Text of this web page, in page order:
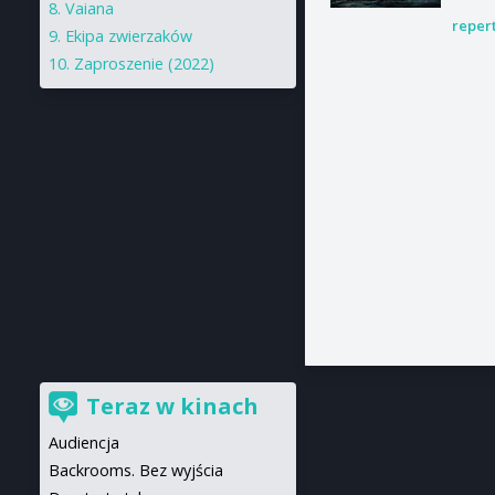
Vaiana
Ekipa zwierzaków
Zaproszenie (2022)
Teraz w kinach
Audiencja
Backrooms. Bez wyjścia